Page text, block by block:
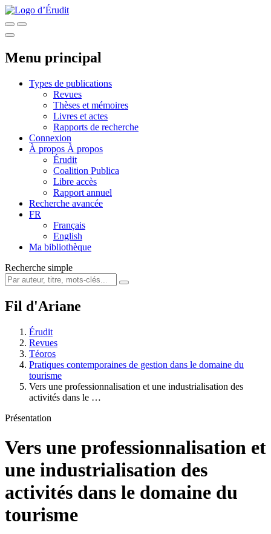
Menu principal
Types de publications
Revues
Thèses et mémoires
Livres et actes
Rapports de recherche
Connexion
À propos À propos
Érudit
Coalition Publica
Libre accès
Rapport annuel
Recherche avancée
FR
Français
English
Ma bibliothèque
Recherche simple
Fil d'Ariane
Érudit
Revues
Téoros
Pratiques contemporaines de gestion dans le domaine du
tourisme
Vers une professionnalisation et une industrialisation des
activités dans le …
Présentation
Vers une professionnalisation et
une industrialisation des
activités dans le domaine du
tourisme